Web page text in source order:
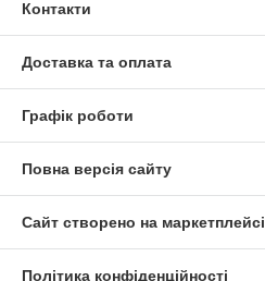
Контакти
Доставка та оплата
Графік роботи
Повна версія сайту
Сайт створено на маркетплейсі
Політика конфіденційності